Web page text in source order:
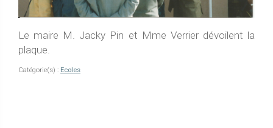
Le maire M. Jacky Pin et Mme Verrier dévoilent la
plaque.
Catégorie(s) : Ecoles